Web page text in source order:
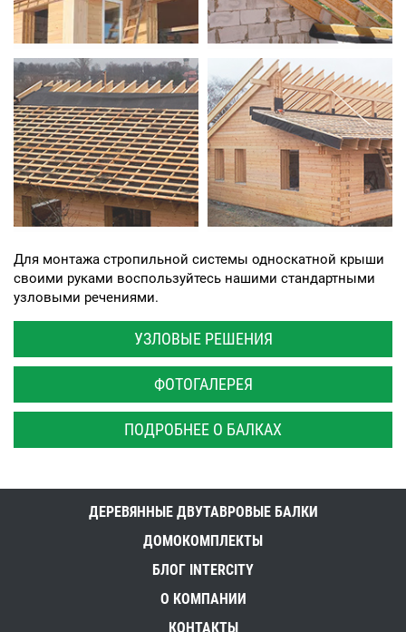
Для монтажа стропильной системы односкатной крыши
своими руками воспользуйтесь нашими стандартными
узловыми речениями.
УЗЛОВЫЕ РЕШЕНИЯ
ФОТОГАЛЕРЕЯ
ПОДРОБНЕЕ О БАЛКАХ
ДЕРЕВЯННЫЕ ДВУТАВРОВЫЕ БАЛКИ
ДОМОКОМПЛЕКТЫ
БЛОГ INTERCITY
О КОМПАНИИ
КОНТАКТЫ